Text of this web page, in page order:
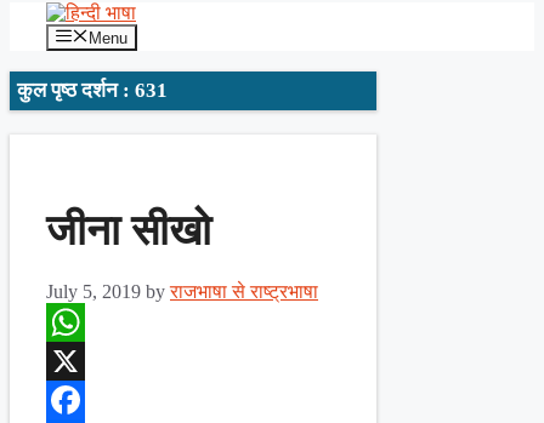
Menu
कुल पृष्ठ दर्शन : 631
जीना सीखो
July 5, 2019 byराजभाषा से राष्ट्रभाषा
WhatsApp
X